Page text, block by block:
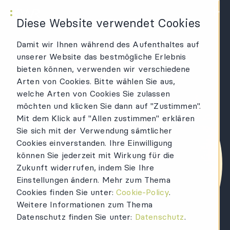
Diese Website verwendet Cookies
Damit wir Ihnen während des Aufenthaltes auf
unserer Website das bestmögliche Erlebnis
bieten können, verwenden wir verschiedene
Arten von Cookies. Bitte wählen Sie aus,
welche Arten von Cookies Sie zulassen
möchten und klicken Sie dann auf "Zustimmen".
Mit dem Klick auf "Allen zustimmen" erklären
Sie sich mit der Verwendung sämtlicher
Cookies einverstanden. Ihre Einwilligung
können Sie jederzeit mit Wirkung für die
Zukunft widerrufen, indem Sie Ihre
Einstellungen ändern. Mehr zum Thema
Cookies finden Sie unter:Cookie-Policy.
Weitere Informationen zum Thema
Datenschutz finden Sie unter: Datenschutz.